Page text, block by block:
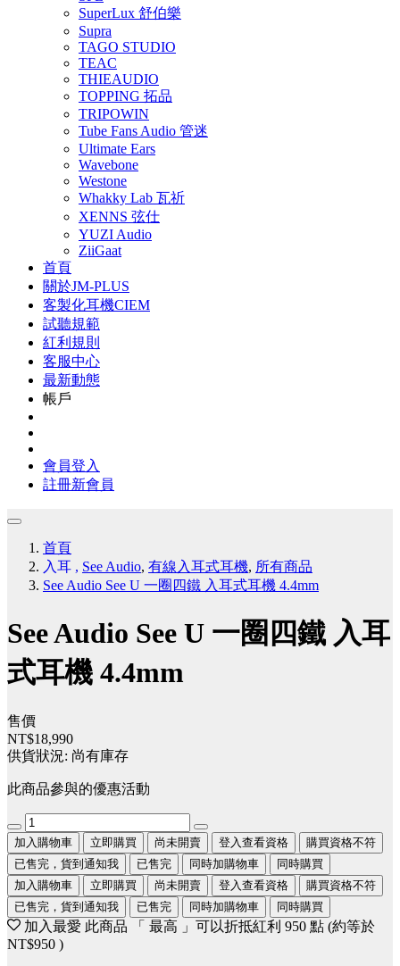
SuperLux 舒伯樂
Supra
TAGO STUDIO
TEAC
THIEAUDIO
TOPPING 拓品
TRIPOWIN
Tube Fans Audio 管迷
Ultimate Ears
Wavebone
Westone
Whakky Lab 瓦祈
XENNS 弦仕
YUZI Audio
ZiiGaat
首頁
關於JM-PLUS
客製化耳機CIEM
試聽規範
紅利規則
客服中心
最新動態
帳戶
會員登入
註冊新會員
首頁
入耳 , See Audio, 有線入耳式耳機, 所有商品
See Audio See U 一圈四鐵 入耳式耳機 4.4mm
See Audio See U 一圈四鐵 入耳
式耳機 4.4mm
售價
NT$18,990
供貨狀況: 尚有庫存
此商品參與的優惠活動
加入購物車 立即購買 尚未開賣 登入查看資格
購買資格不符
已售完，貨到通知我
已售完 同時加購物車
同時購買
加入購物車
立即購買 尚未開賣 登入查看資格
購買資格不符
已售完，貨到通知我
已售完 同時加購物車 同時購買
加入最愛 此商品 「 最高 」可以折抵紅利 950 點 (約等於
NT$950 )